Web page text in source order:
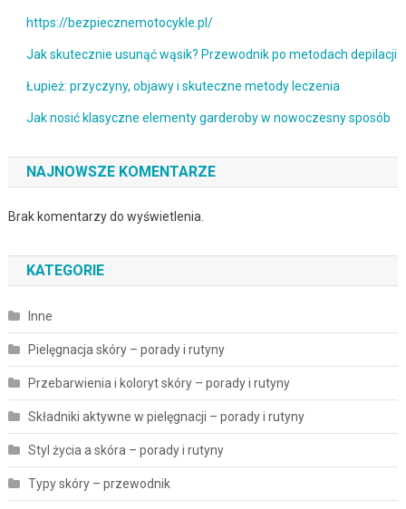
https://bezpiecznemotocykle.pl/
Jak skutecznie usunąć wąsik? Przewodnik po metodach depilacji
Łupież: przyczyny, objawy i skuteczne metody leczenia
Jak nosić klasyczne elementy garderoby w nowoczesny sposób
NAJNOWSZE KOMENTARZE
Brak komentarzy do wyświetlenia.
KATEGORIE
Inne
Pielęgnacja skóry – porady i rutyny
Przebarwienia i koloryt skóry – porady i rutyny
Składniki aktywne w pielęgnacji – porady i rutyny
Styl życia a skóra – porady i rutyny
Typy skóry – przewodnik